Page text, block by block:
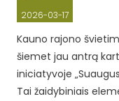
2026-03-17
Kauno rajono
šiemet jau antrą
iniciatyvoje
Tai žaidybiniais